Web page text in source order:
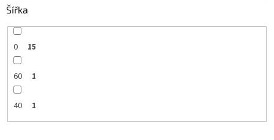
Šířka
0 15
60 1
40 1